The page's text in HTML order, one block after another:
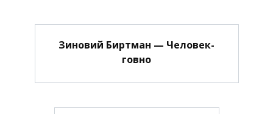
Зиновий Биртман — Человек-
говно